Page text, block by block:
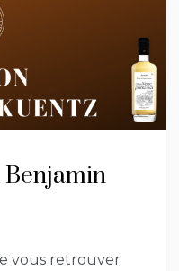
Benjamin
vous retrouver